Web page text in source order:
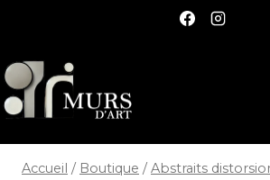
Accueil / Boutique / Abstraits